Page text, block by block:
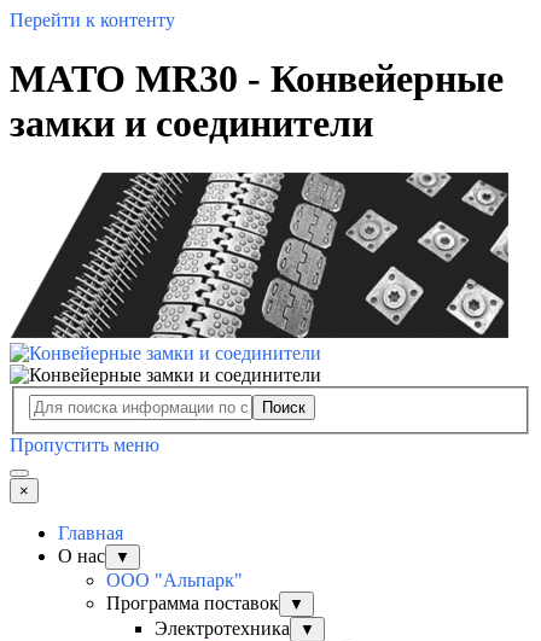
Перейти к контенту
MATO MR30 - Конвейерные
замки и соединители
Поиск
Пропустить меню
×
Главная
О нас
▼
ООО "Альпарк"
Программа поставок
▼
Электротехника ▼